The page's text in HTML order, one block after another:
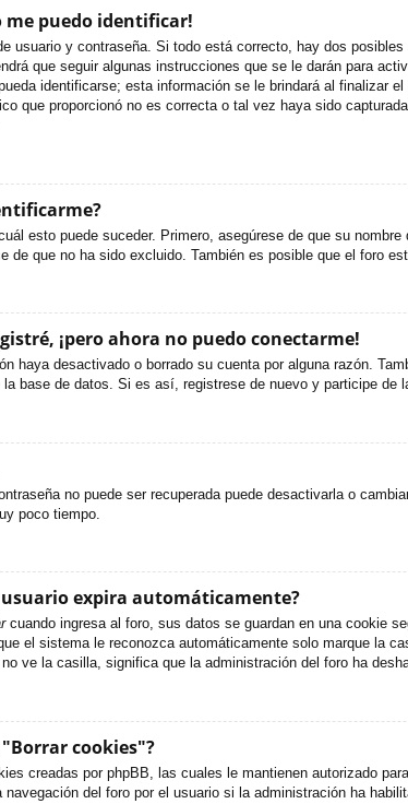
me puedo identificar!
usuario y contraseña. Si todo está correcto, hay dos
que seguir algunas instrucciones que se le darán para
identificarse; esta información se le brindará al finalizar
que proporcionó no es correcta o tal vez haya sido
esto puede suceder. Primero, asegúrese de que su
de que no ha sido excluido. También es posible que el foro
¡pero ahora no puedo conectarme!
haya desactivado o borrado su cuenta por alguna razón.
base de datos. Si es así, registrese de nuevo y participe de
no puede ser recuperada puede desactivarla o
poco tiempo.
usuario expira automáticamente?
cuando ingresa al foro, sus datos se guardan en una cookie
el sistema le reconozca automáticamente solo marque la
ve la casilla, significa que la administración del foro ha
cookies"?
creadas por phpBB, las cuales le mantienen autorizado
del foro por el usuario si la administración ha